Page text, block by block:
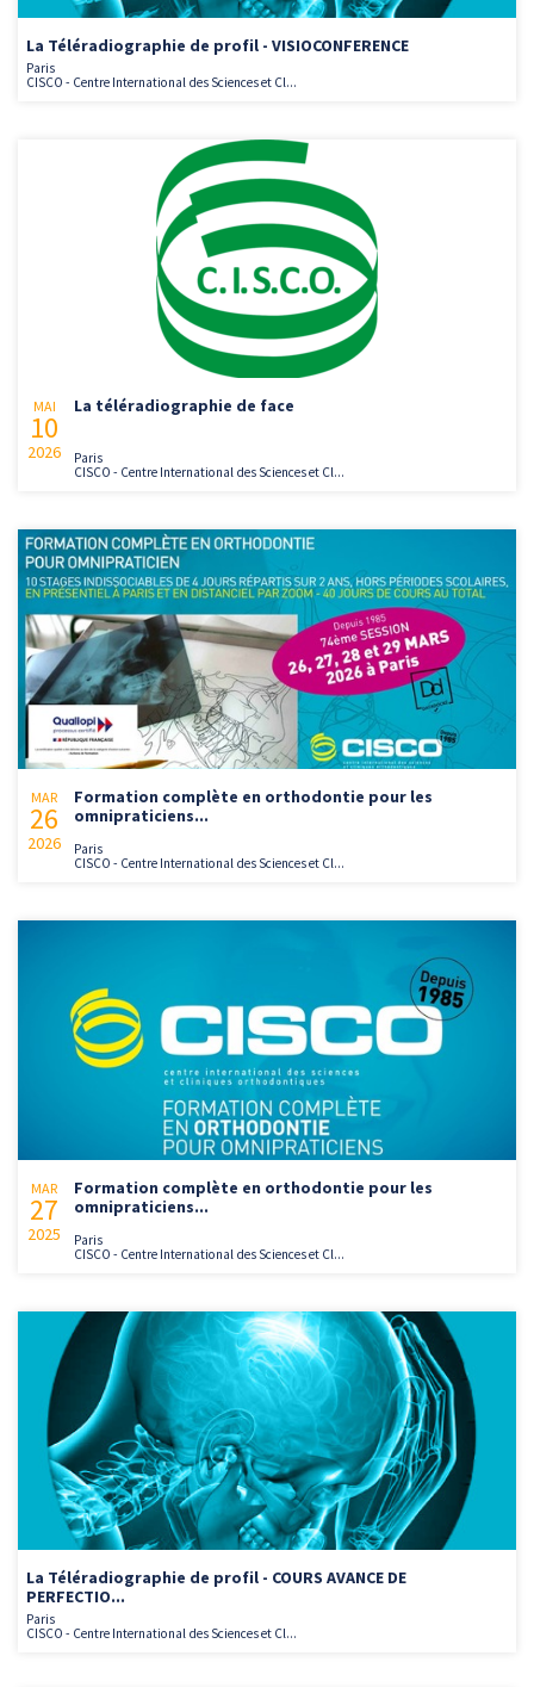
La Téléradiographie de profil - VISIOCONFERENCE
Paris
CISCO - Centre International des Sciences et Cl...
MAI
10
2026
La téléradiographie de face
Paris
CISCO - Centre International des Sciences et Cl...
MAR
26
2026
Formation complète en orthodontie pour les
omnipraticiens...
Paris
CISCO - Centre International des Sciences et Cl...
MAR
27
2025
Formation complète en orthodontie pour les
omnipraticiens...
Paris
CISCO - Centre International des Sciences et Cl...
La Téléradiographie de profil - COURS AVANCE DE
PERFECTIO...
Paris
CISCO - Centre International des Sciences et Cl...